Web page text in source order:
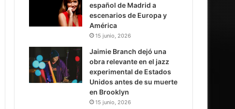
español de Madrid a
escenarios de Europa y
América
15 junio, 2026
Jaimie Branch dejó una
obra relevante en el jazz
experimental de Estados
Unidos antes de su muerte
en Brooklyn
15 junio, 2026